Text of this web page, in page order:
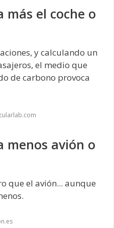
más el coche o
y calculando un
el medio que
de carbono provoca
menos avión o
que el avión... aunque